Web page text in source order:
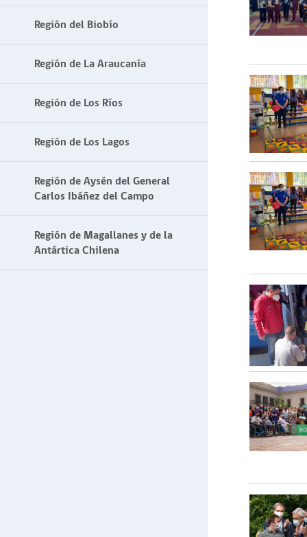
Región del Biobío
Región de La Araucanía
Región de Los Ríos
Región de Los Lagos
Región de Aysén del General
Carlos Ibáñez del Campo
Región de Magallanes y de la
Antártica Chilena